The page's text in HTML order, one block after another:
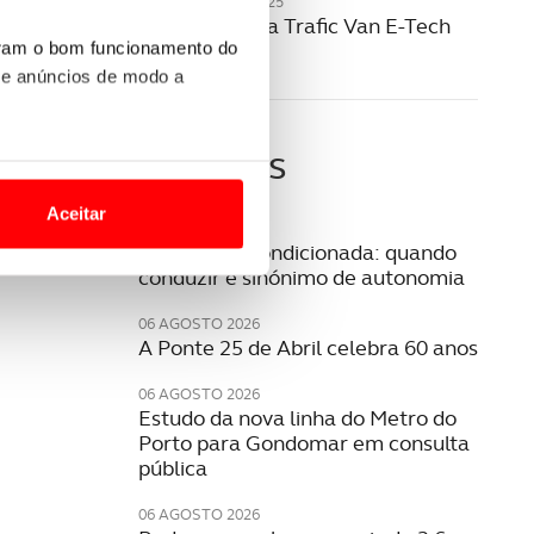
o bom funcionamento do
anúncios de modo a
lhe proporcionar
de análise, com parceiros
com o seu
sua experiência de
Aceitar
Renault revela Trafic Van E-Tech
elétrico
Últimas
Mobilidade condicionada: quando
conduzir é sinónimo de autonomia
06 AGOSTO 2026
A Ponte 25 de Abril celebra 60 anos
06 AGOSTO 2026
Estudo da nova linha do Metro do
Porto para Gondomar em consulta
pública
06 AGOSTO 2026